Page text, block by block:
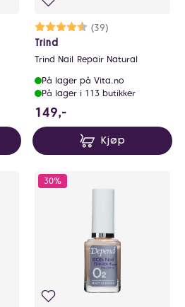
Karakter:
(39)
4.6 av 5 mulige
Trind
Trind Nail Repair Natural
På lager på Vita.no
På lager i 113 butikker
149,-
Kjøp
30%